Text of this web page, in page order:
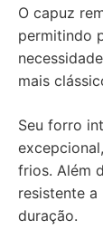
O capuz
permitindo
mais
Seu forro
frios. Além
resistente a
duração.